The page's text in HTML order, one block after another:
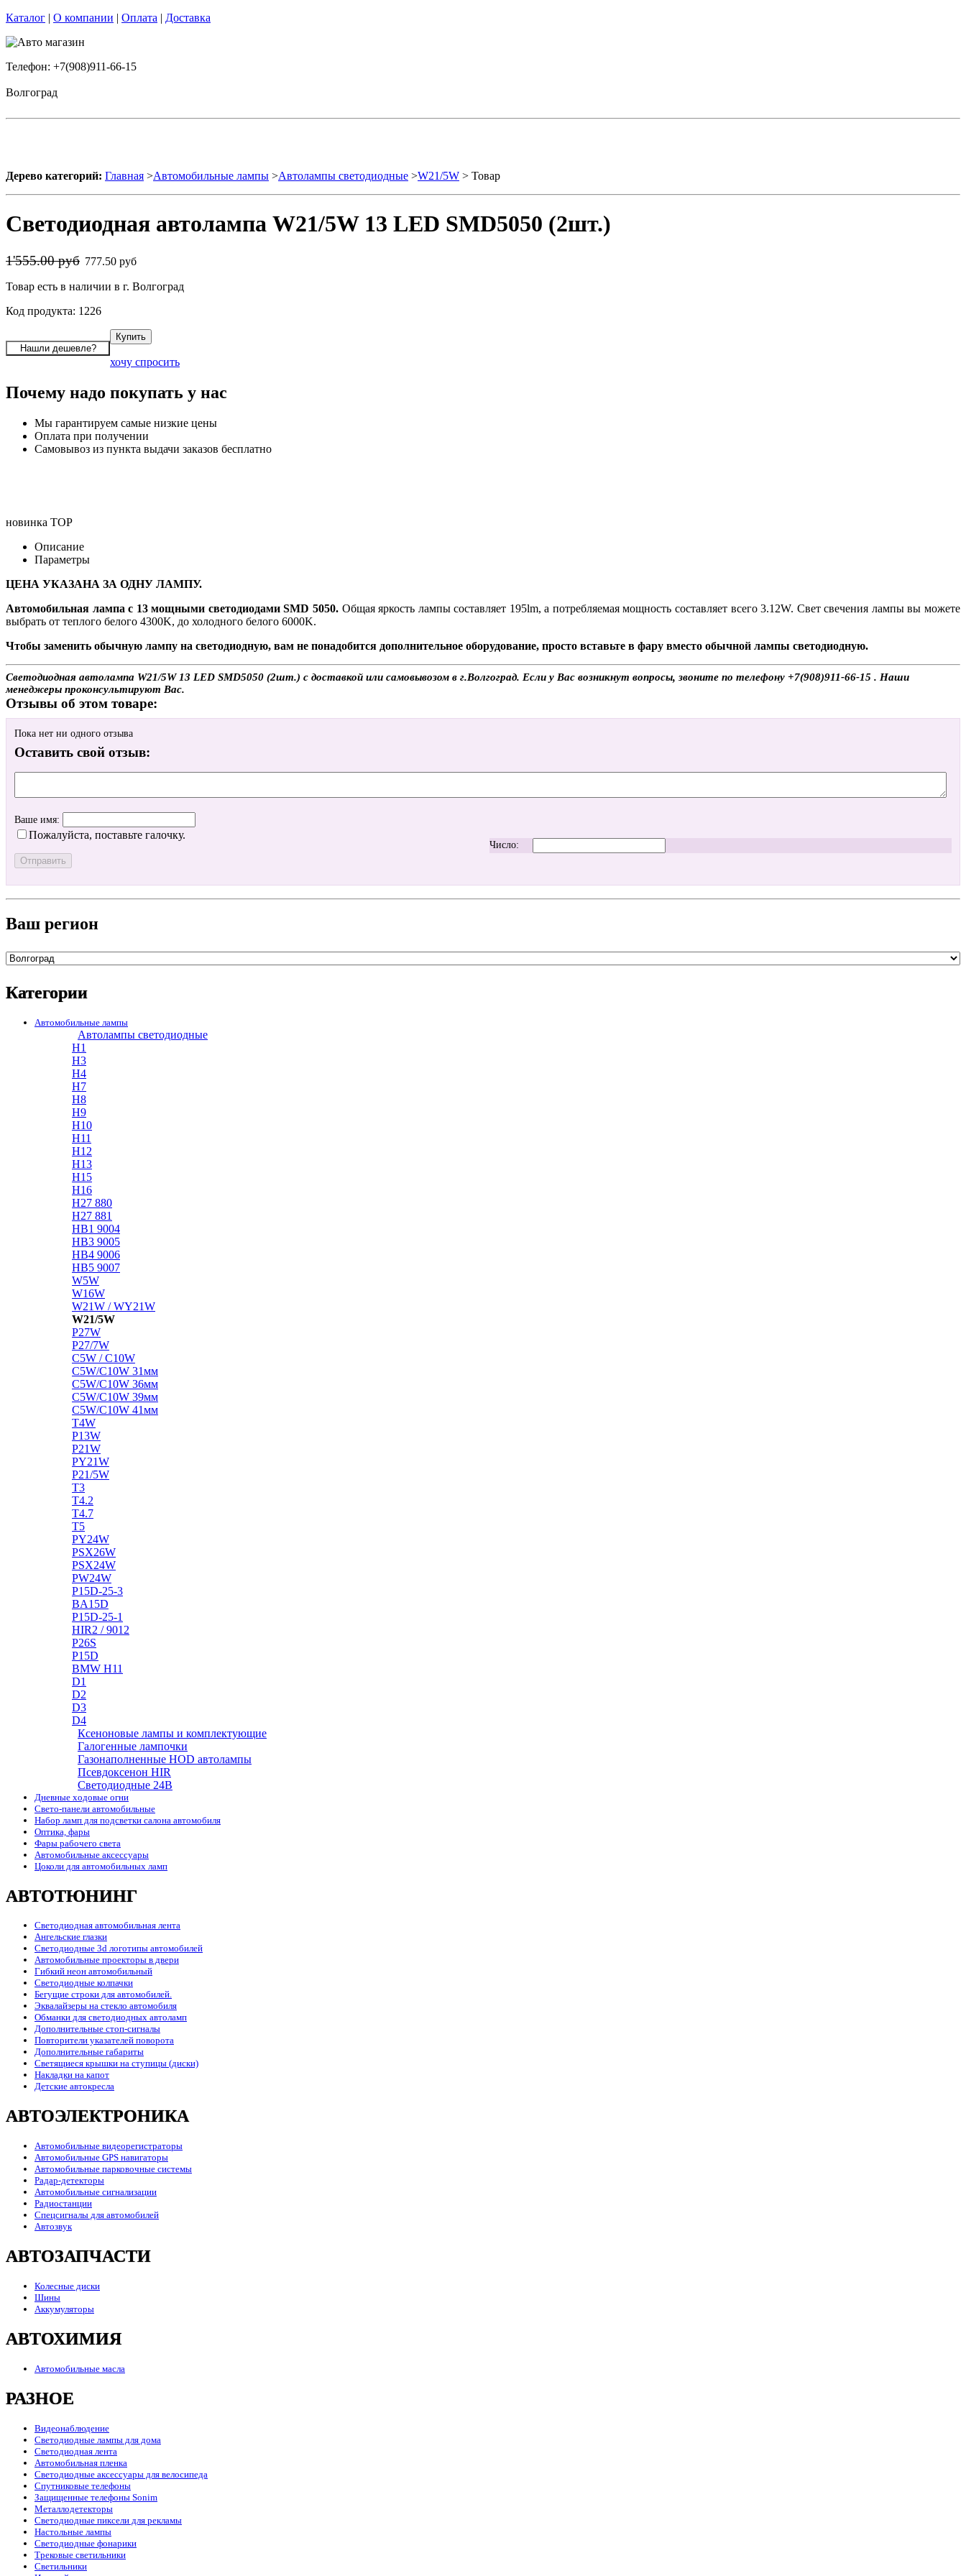
Каталог | О компании | Оплата | Доставка
Телефон: +7(908)911-66-15
Волгоград
Дерево категорий: Главная >Автомобильные лампы >Автолампы светодиодные >W21/5W > Товар
Светодиодная автолампа W21/5W 13 LED SMD5050 (2шт.)
1'555.00 руб 777.50 руб
Товар есть в наличии в г. Волгоград
Код продукта: 1226
хочу спросить
Почему надо покупать у нас
Мы гарантируем самые низкие цены
Оплата при получении
Самовывоз из пункта выдачи заказов бесплатно
новинка TOP
Описание
Параметры
ЦЕНА УКАЗАНА ЗА ОДНУ ЛАМПУ.
Автомобильная лампа с 13 мощными светодиодами SMD 5050.Общая яркость лампы составляет 195lm, а потребляемая мощность составляет всего 3.12W. Свет свечения лампы вы можете
выбрать от теплого белого 4300K, до холодного белого 6000K.
Чтобы заменить обычную лампу на светодиодную, вам не понадобится дополнительное оборудование, просто вставьте в фару вместо обычной лампы светодиодную.
Светодиодная автолампа W21/5W 13 LED SMD5050 (2шт.) с доставкой или самовывозом в г.Волгоград. Если у Вас возникнут вопросы, звоните по телефону +7(908)911-66-15 . Наши
менеджеры проконсультируют Вас.
Отзывы об этом товаре:
Пока нет ни одного отзыва
Оставить свой отзыв:
Ваше имя:
Пожалуйста, поставьте галочку.
Число:
Ваш регион
Категории
Автомобильные лампы
Автолампы светодиодные
H1
H3
H4
H7
H8
H9
H10
H11
H12
H13
H15
H16
H27 880
H27 881
HB1 9004
HB3 9005
HB4 9006
HB5 9007
W5W
W16W
W21W / WY21W
W21/5W
P27W
P27/7W
C5W / C10W
C5W/C10W 31мм
C5W/C10W 36мм
C5W/C10W 39мм
C5W/C10W 41мм
T4W
P13W
P21W
PY21W
P21/5W
T3
T4.2
T4.7
T5
PY24W
PSX26W
PSX24W
PW24W
P15D-25-3
BA15D
P15D-25-1
HIR2 / 9012
P26S
P15D
BMW H11
D1
D2
D3
D4
Ксеноновые лампы и комплектующие
Галогенные лампочки
Газонаполненные HOD автолампы
Псевдоксенон HIR
Cветодиодные 24B
Дневные ходовые огни
Свето-панели автомобильные
Набор ламп для подсветки салона автомобиля
Оптика, фары
Фары рабочего света
Автомобильные аксессуары
Цоколи для автомобильных ламп
АВТОТЮНИНГ
Светодиодная автомобильная лента
Ангельские глазки
Светодиодные 3d логотипы автомобилей
Автомобильные проекторы в двери
Гибкий неон автомобильный
Светодиодные колпачки
Бегущие строки для автомобилей.
Эквалайзеры на стекло автомобиля
Обманки для светодиодных автоламп
Дополнительные стоп-сигналы
Повторители указателей поворота
Дополнительные габариты
Светящиеся крышки на ступицы (диски)
Накладки на капот
Детские автокресла
АВТОЭЛЕКТРОНИКА
Автомобильные видеорегистраторы
Автомобильные GPS навигаторы
Автомобильные парковочные системы
Радар-детекторы
Автомобильные сигнализации
Радиостанции
Спецсигналы для автомобилей
Автозвук
АВТОЗАПЧАСТИ
Колесные диски
Шины
Аккумуляторы
АВТОХИМИЯ
Автомобильные масла
РАЗНОЕ
Видеонаблюдение
Светодиодные лампы для дома
Светодиодная лента
Автомобильная пленка
Светодиодные аксессуары для велосипеда
Спутниковые телефоны
Защищенные телефоны Sonim
Металлодетекторы
Светодиодные пиксели для рекламы
Настольные лампы
Светодиодные фонарики
Трековые светильники
Светильники